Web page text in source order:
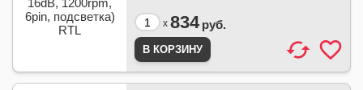
x 834 руб.